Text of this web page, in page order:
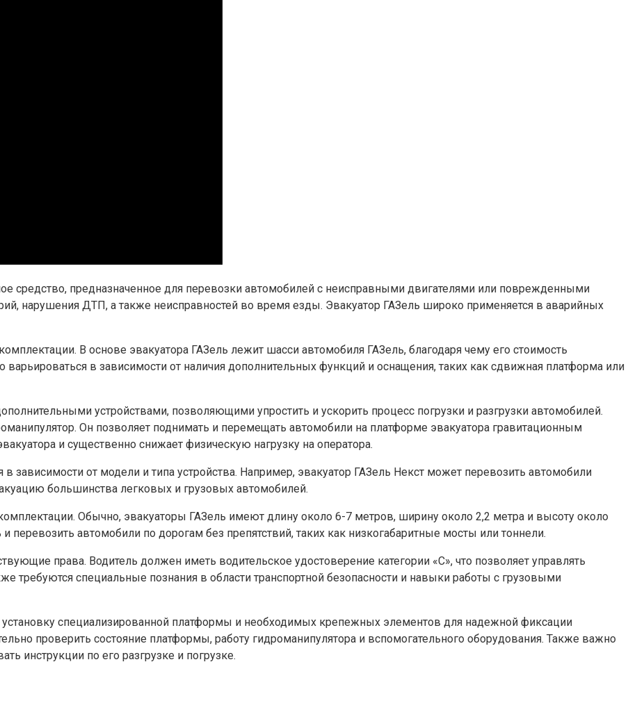
средство, предназначенное для перевозки автомобилей с неисправными двигателями или поврежденными
нарушения ДТП, а также неисправностей во время езды. Эвакуатор ГАЗель широко применяется в аварийных
В основе эвакуатора ГАЗель лежит шасси автомобиля ГАЗель, благодаря чему его стоимость
в зависимости от наличия дополнительных функций и оснащения, таких как сдвижная платформа или
устройствами, позволяющими упростить и ускорить процесс погрузки и разгрузки автомобилей.
Он позволяет поднимать и перемещать автомобили на платформе эвакуатора гравитационным
и существенно снижает физическую нагрузку на оператора.
в зависимости от модели и типа устройства. Например, эвакуатор ГАЗель Некст может перевозить автомобили
большинства легковых и грузовых автомобилей.
Обычно, эвакуаторы ГАЗель имеют длину около 6-7 метров, ширину около 2,2 метра и высоту около
автомобили по дорогам без препятствий, таких как низкогабаритные мосты или тоннели.
права. Водитель должен иметь водительское удостоверение категории «С», что позволяет управлять
требуются специальные познания в области транспортной безопасности и навыки работы с грузовыми
установку специализированной платформы и необходимых крепежных элементов для надежной фиксации
проверить состояние платформы, работу гидроманипулятора и вспомогательного оборудования. Также важно
инструкции по его разгрузке и погрузке.